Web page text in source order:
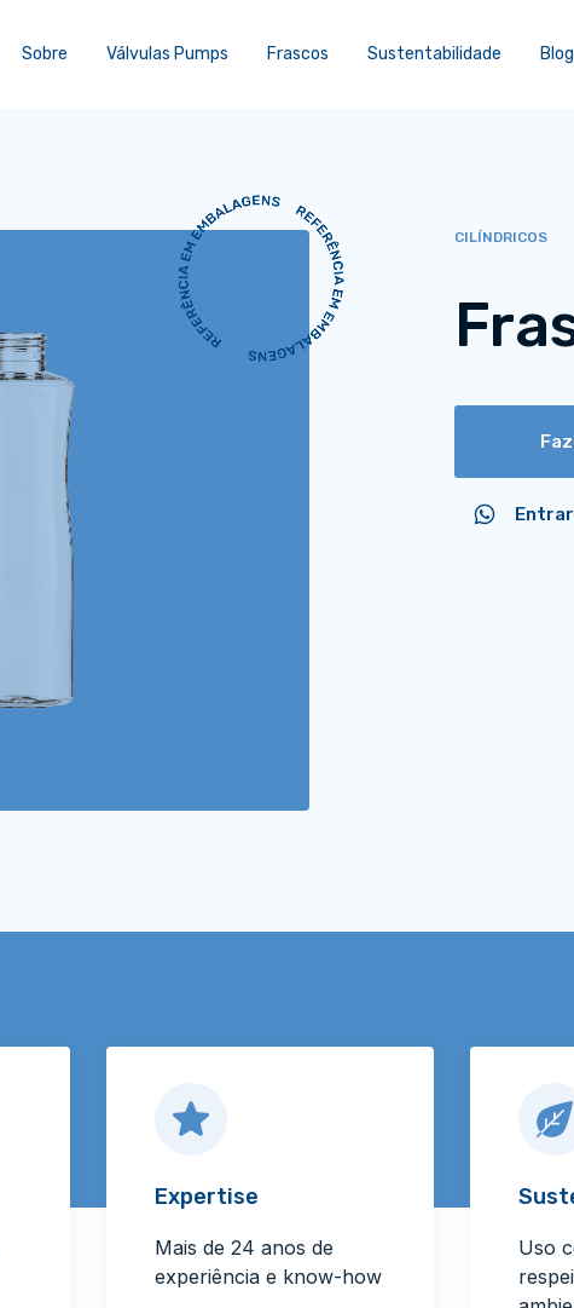
Sobre Válvulas Pumps Frascos Sustentabilidade Blog
CILÍNDRICOS
Expertise
Mais de 24 anos de
experiência e know-how
Uso